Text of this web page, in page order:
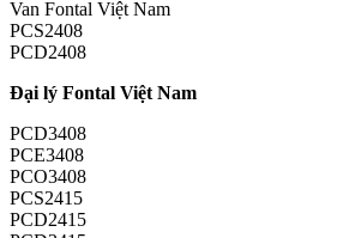
Van Fontal Việt Nam
PCS2408
PCD2408
Đại lý Fontal Việt Nam
PCD3408
PCE3408
PCO3408
PCS2415
PCD2415